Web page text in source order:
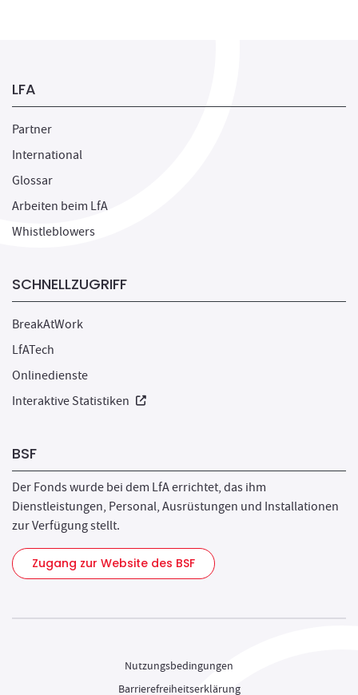
LFA
Partner
International
Glossar
Arbeiten beim LfA
Whistleblowers
SCHNELLZUGRIFF
BreakAtWork
LfATech
Onlinedienste
Interaktive Statistiken Neues Fenster
BSF
Der Fonds wurde bei dem LfA errichtet, das ihm
Dienstleistungen, Personal, Ausrüstungen und Installationen
zur Verfügung stellt.
Zugang zur Website des BSF
Nutzungsbedingungen
Barrierefreiheitserklärung